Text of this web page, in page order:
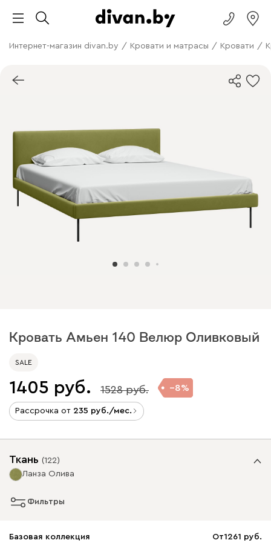
Интернет-магазин divan.by / Кровати и матрасы / Кровати /
Кровать Амьен 140 Велюр Оливковый
SALE
1405 1528 8
Рассрочка от 235 /мес.
Ткань (122)
Ланза Олива
Фильтры
Базовая коллекция От1261